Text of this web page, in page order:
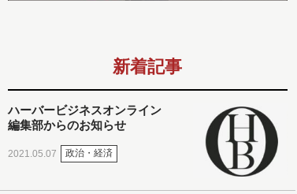
新着記事
ハーバービジネスオンライン
編集部からのお知らせ
2021.05.07 政治・経済